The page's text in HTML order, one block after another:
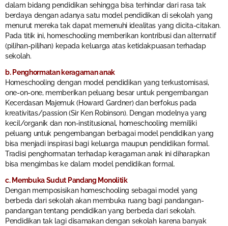
dalam bidang pendidikan sehingga bisa terhindar dari rasa tak
berdaya dengan adanya satu model pendidikan di sekolah yang
menurut mereka tak dapat memenuhi idealitas yang dicita-citakan.
Pada titik ini, homeschooling memberikan kontribusi dan alternatif
(pilihan-pilihan) kepada keluarga atas ketidakpuasan terhadap
sekolah.
b. Penghormatan keragaman anak
Homeschooling dengan model pendidikan yang terkustomisasi,
one-on-one, memberikan peluang besar untuk pengembangan
Kecerdasan Majemuk (Howard Gardner) dan berfokus pada
kreativitas/passion (Sir Ken Robinson). Dengan modelnya yang
kecil/organik dan non-institusional, homeschooling memiliki
peluang untuk pengembangan berbagai model pendidikan yang
bisa menjadi inspirasi bagi keluarga maupun pendidikan formal.
Tradisi penghormatan terhadap keragaman anak ini diharapkan
bisa mengimbas ke dalam model pendidikan formal.
c. Membuka Sudut Pandang Monolitik
Dengan memposisikan homeschooling sebagai model yang
berbeda dari sekolah akan membuka ruang bagi pandangan-
pandangan tentang pendidikan yang berbeda dari sekolah.
Pendidikan tak lagi disamakan dengan sekolah karena banyak